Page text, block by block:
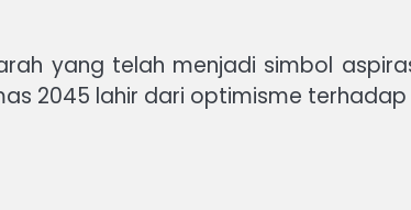
yang telah menjadi simbol
2045 lahir dari optimisme